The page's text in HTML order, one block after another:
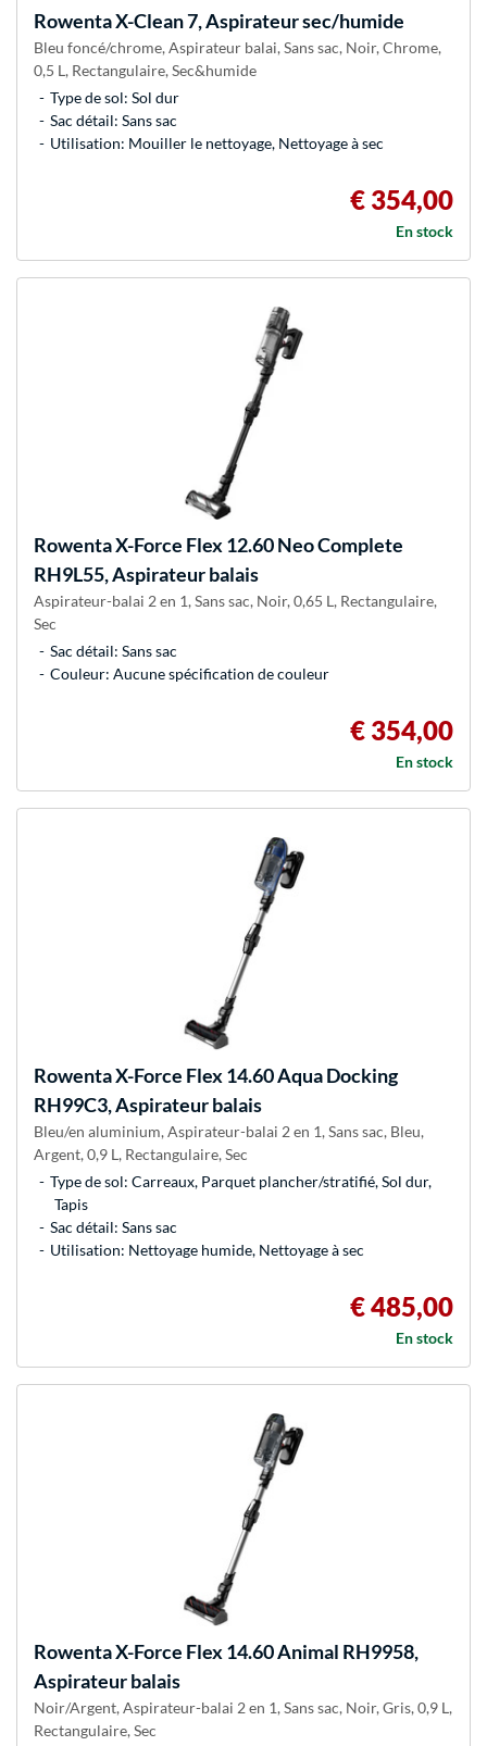
RowentaX-Clean 7, Aspirateur sec/humide
Bleu foncé/chrome, Aspirateur balai, Sans sac, Noir, Chrome,
0,5 L, Rectangulaire, Sec&humide
Type de sol: Sol dur
Sac détail: Sans sac
Utilisation: Mouiller le nettoyage, Nettoyage à sec
€ 354,00
En stock
RowentaX-Force Flex 12.60 Neo Complete
RH9L55, Aspirateur balais
Aspirateur-balai 2 en 1, Sans sac, Noir, 0,65 L, Rectangulaire,
Sec
Sac détail: Sans sac
Couleur: Aucune spécification de couleur
€ 354,00
En stock
RowentaX-Force Flex 14.60 Aqua Docking
RH99C3, Aspirateur balais
Bleu/en aluminium, Aspirateur-balai 2 en 1, Sans sac, Bleu,
Argent, 0,9 L, Rectangulaire, Sec
Type de sol: Carreaux, Parquet plancher/stratifié, Sol dur,
Tapis
Sac détail: Sans sac
Utilisation: Nettoyage humide, Nettoyage à sec
€ 485,00
En stock
RowentaX-Force Flex 14.60 Animal RH9958,
Aspirateur balais
Noir/Argent, Aspirateur-balai 2 en 1, Sans sac, Noir, Gris, 0,9 L,
Rectangulaire, Sec